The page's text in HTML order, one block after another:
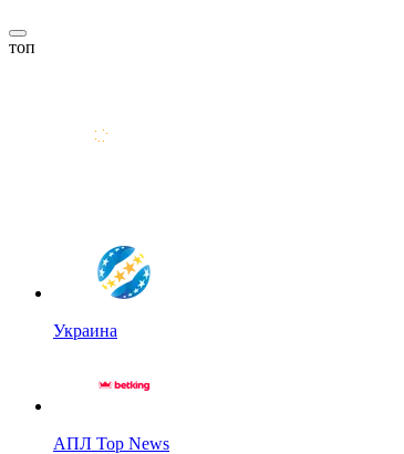
топ
Украина
АПЛ Top News